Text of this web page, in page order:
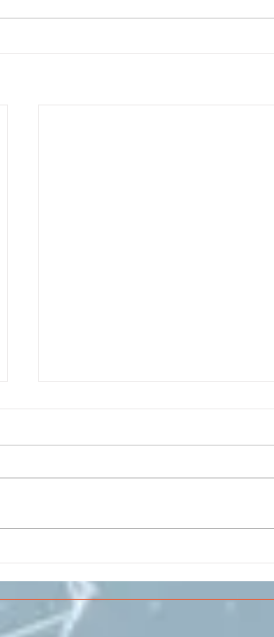
superiori per il concorso
sull'Aerospazio